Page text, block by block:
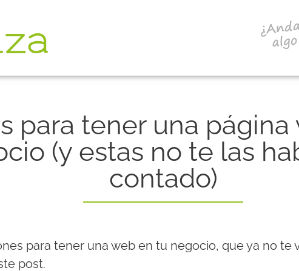
para tener una
(y estas no te las
contado)
para tener una web en tu negocio, que ya no te
post.